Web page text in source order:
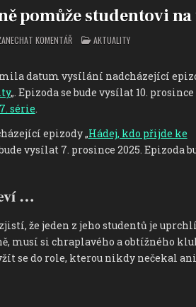
pomůže studentovi
KOMENTÁŘNA
SKINNER
PROSINCI
NEOCHOTNĚ
POMŮŽE
STUDENTOVI
POSTED
IN
AKTUALITY
datum vysílání nadcházející
„. Epizoda se bude vysílat 10. prosince
série.
epizody „Hádej, kdo přijde ke
vysílat 7. prosince 2025. Epizoda
…
že jeden z jeho studentů je
musí si chraplavého a obtížného
se do role, kterou nikdy nečekal